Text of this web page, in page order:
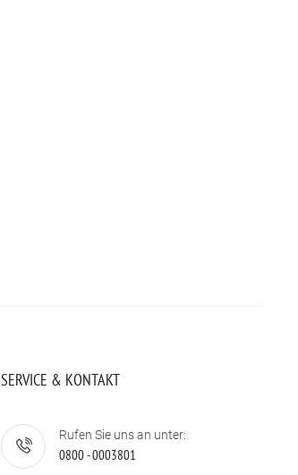
SERVICE & KONTAKT
Rufen Sie uns an unter:
0800 - 0003801